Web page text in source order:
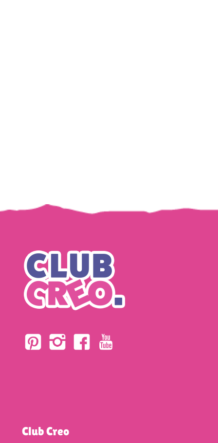
Club Creo